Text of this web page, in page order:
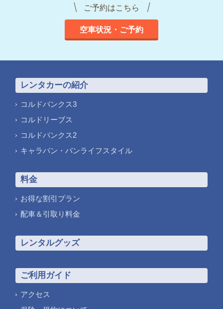
ご予約はこちら
空車状況・ご予約
レンタカーの紹介
コルドバンクス3
コルドリーブス
コルドバンクス2
キャラバン・バンライフスタイル
料金
お得な割引プラン
配車＆引取り料金
レンタルグッズ
ご利用ガイド
アクセス